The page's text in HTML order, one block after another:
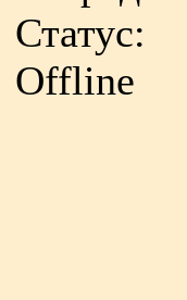
Статус:
Offline